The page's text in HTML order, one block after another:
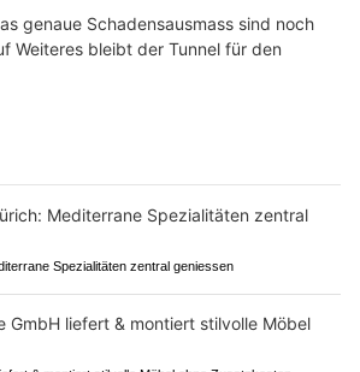
genaue Schadensausmass sind noch
Weiteres bleibt der Tunnel für den
Spezialitäten zentral geniessen